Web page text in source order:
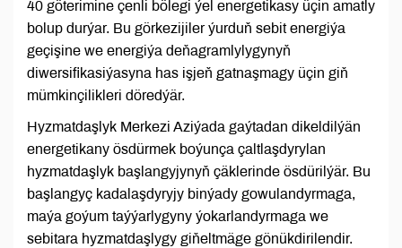
40 göterimine çenli bölegi ýel energetikasy üçin amatly
bolup durýar. Bu görkezijiler ýurduň sebit energiýa
geçişine we energiýa deňagramlylygynyň
diwersifikasiýasyna has işjeň gatnaşmagy üçin giň
mümkinçilikleri döredýär.
Hyzmatdaşlyk Merkezi Aziýada gaýtadan dikeldilýän
energetikany ösdürmek boýunça çaltlaşdyrylan
hyzmatdaşlyk başlangyjynyň çäklerinde ösdürilýär. Bu
başlangyç kadalaşdyryjy binýady gowulandyrmaga,
maýa goýum taýýarlygyny ýokarlandyrmaga we
sebitara hyzmatdaşlygy giňeltmäge gönükdirilendir.